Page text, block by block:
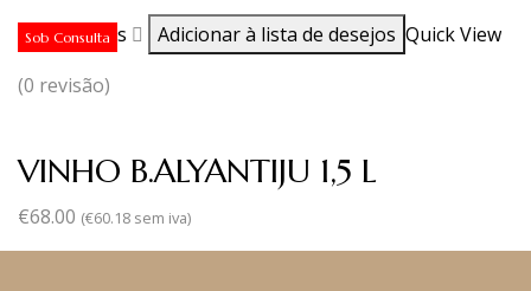
Sob Consulta
Ler mais Adicionar à lista de desejos Quick View
(0 revisão)
VINHO B.ALYANTIJU 1,5 L
€68.00 (€60.18 sem iva)